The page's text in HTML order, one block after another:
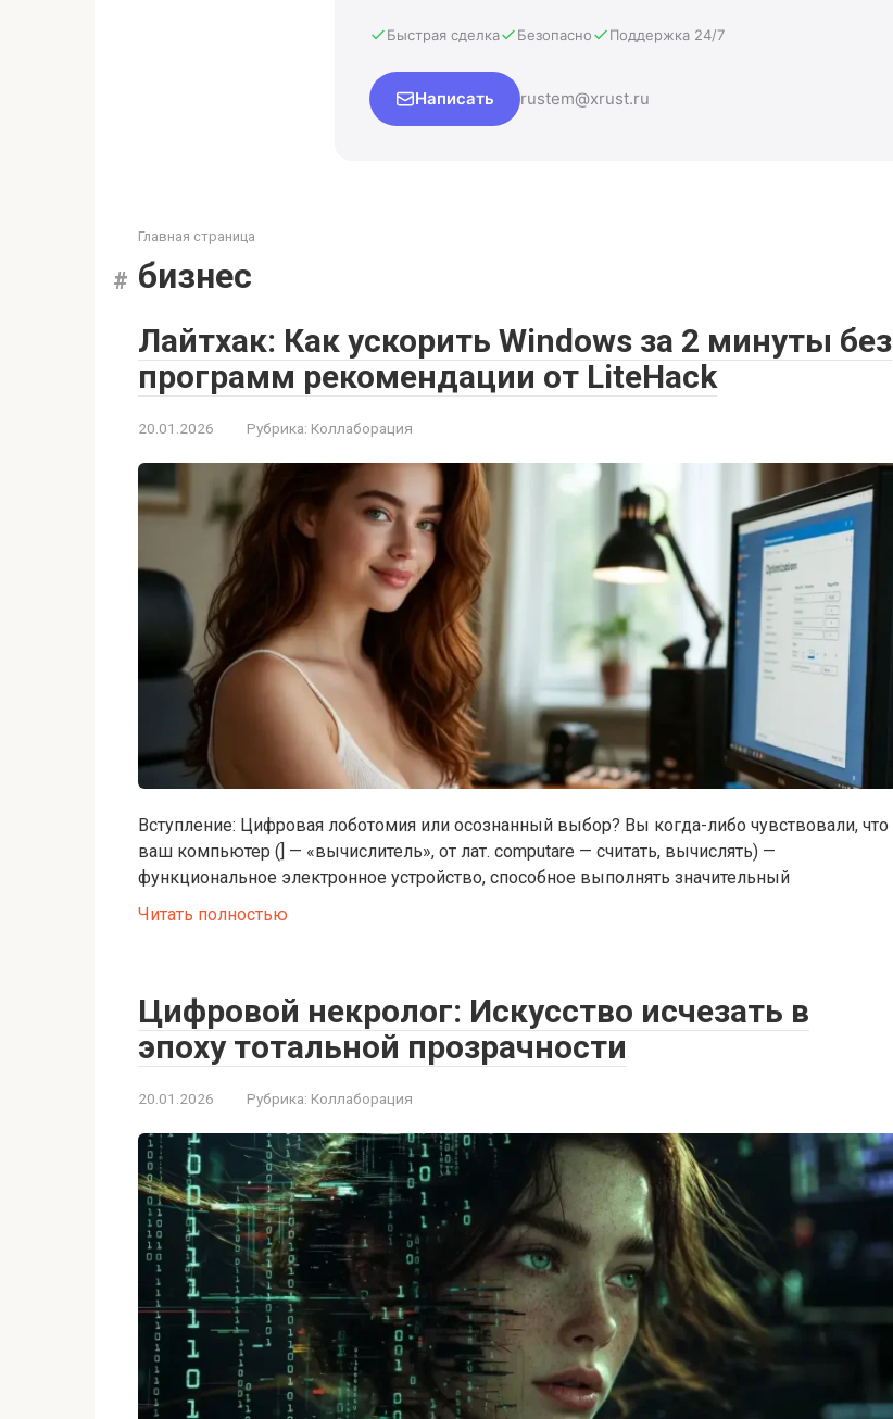
Быстрая сделка Безопасно Поддержка 24/7
Написать rustem@xrust.ru
Главная страница
бизнес
Лайтхак: Как ускорить Windows за 2 минуты без
программ рекомендации от LiteHack
20.01.2026 Рубрика: Коллаборация
Вступление: Цифровая лоботомия или осознанный выбор? Вы когда-либо чувствовали, что
ваш компьютер (] — «вычислитель», от лат. computare — считать, вычислять) —
функциональное электронное устройство, способное выполнять значительный
Читать полностью
Цифровой некролог: Искусство исчезать в
эпоху тотальной прозрачности
20.01.2026 Рубрика: Коллаборация